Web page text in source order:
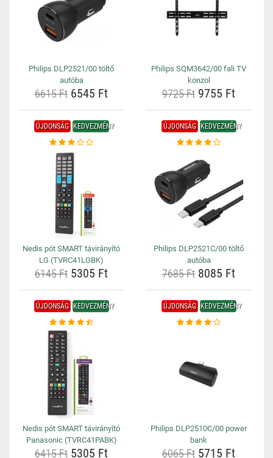
Philips DLP2521/00 töltő
autóba
6615 Ft 6545 Ft
Philips SQM3642/00 fali TV
konzol
9725 Ft 9755 Ft
ÚJDONSÁG KEDVEZMÉNY
Nedis pót SMART távirányító
LG (TVRC41LGBK)
6145 Ft 5305 Ft
ÚJDONSÁG KEDVEZMÉNY
Philips DLP2521C/00 töltő
autóba
7685 Ft 8085 Ft
ÚJDONSÁG KEDVEZMÉNY
Nedis pót SMART távirányító
Panasonic (TVRC41PABK)
6415 Ft 5305 Ft
ÚJDONSÁG KEDVEZMÉNY
Philips DLP2510C/00 power
bank
6065 Ft 5715 Ft